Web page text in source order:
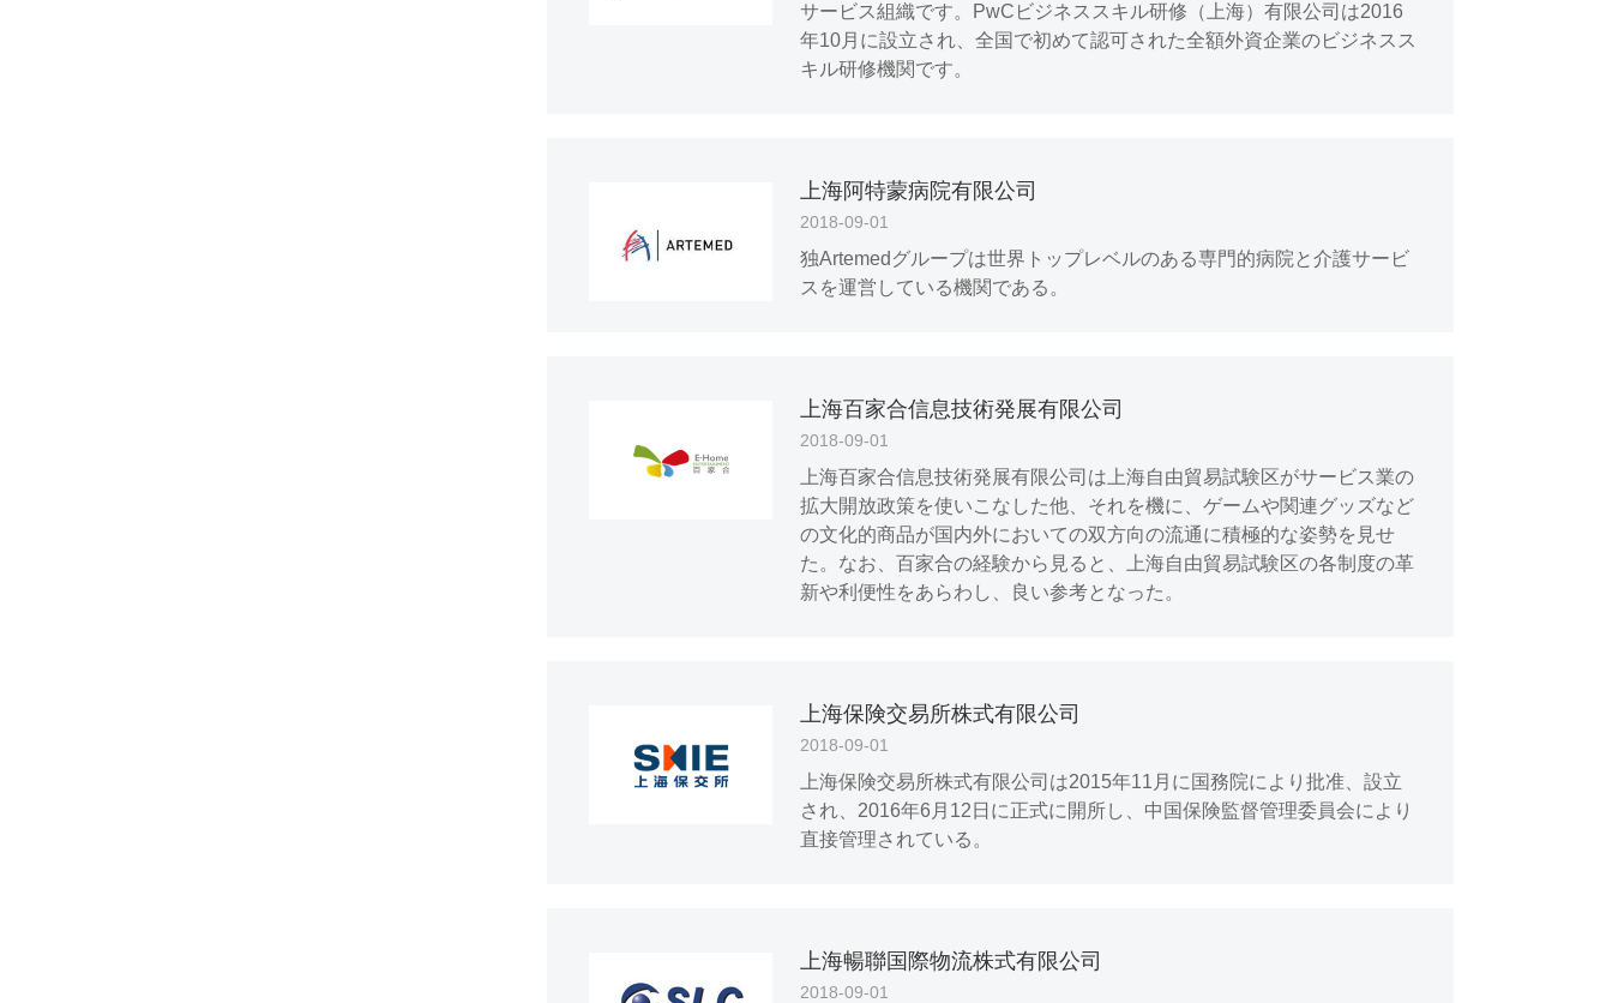
サービス組織です。PwCビジネススキル研修（上海）有限公司は2016
年10月に設立され、全国で初めて認可された全額外資企業のビジネスス
キル研修機関です。
上海阿特蒙病院有限公司
2018-09-01
独Artemedグループは世界トップレベルのある専門的病院と介護サービ
スを運営している機関である。
上海百家合信息技術発展有限公司
2018-09-01
上海百家合信息技術発展有限公司は上海自由貿易試験区がサービス業の
拡大開放政策を使いこなした他、それを機に、ゲームや関連グッズなど
の文化的商品が国内外においての双方向の流通に積極的な姿勢を見せ
た。なお、百家合の経験から見ると、上海自由貿易試験区の各制度の革
新や利便性をあらわし、良い参考となった。
上海保険交易所株式有限公司
2018-09-01
上海保険交易所株式有限公司は2015年11月に国務院により批准、設立
され、2016年6月12日に正式に開所し、中国保険監督管理委員会により
直接管理されている。
上海暢聯国際物流株式有限公司
2018-09-01